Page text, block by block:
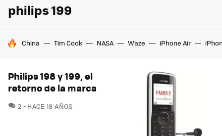
philips 199
HOY SE HABLA DE
China Tim Cook NASA Waze iPhone Air
Philips 198 y 199, el
retorno de la marca
2 COMENTARIOS
HACE 18 AÑOS